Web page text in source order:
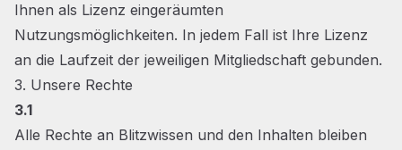
Ihnen als Lizenz eingeräumten
Nutzungsmöglichkeiten. In jedem Fall ist Ihre Lizenz
an die Laufzeit der jeweiligen Mitgliedschaft gebunden.
3. Unsere Rechte
3.1
Alle Rechte an Blitzwissen und den Inhalten bleiben